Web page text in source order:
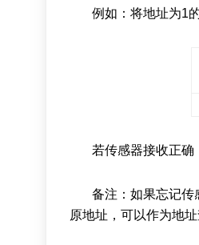
例如：将地址为1
若传感器接收正确
备注： 如果忘记传
原地址，可以作为地址